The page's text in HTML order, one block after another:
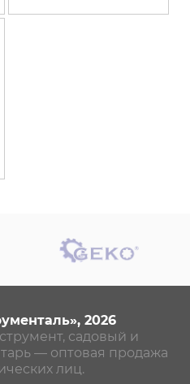
2026
садовый и
— оптовая продажа
лиц.